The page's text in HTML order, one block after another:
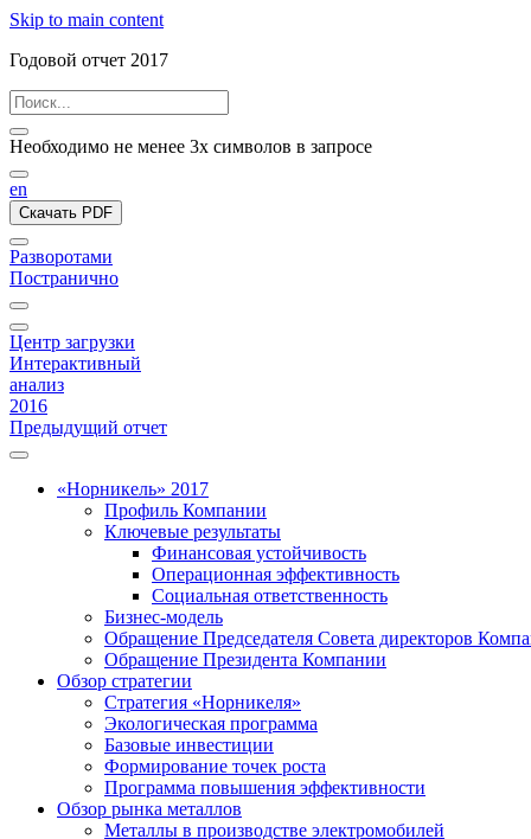
Skip to main content
Годовой отчет 2017
Необходимо не менее 3х символов в запросе
en
Скачать PDF
Разворотами
Постранично
Центр загрузки
Интерактивный
анализ
2016
Предыдущий отчет
«Норникель» 2017
Профиль Компании
Ключевые результаты
Финансовая устойчивость
Операционная эффективность
Социальная ответственность
Бизнес-модель
Обращение Председателя Совета директоров
Обращение Президента Компании
Обзор стратегии
Стратегия «Норникеля»
Экологическая программа
Базовые инвестиции
Формирование точек роста
Программа повышения эффективности
Обзор рынка металлов
Металлы в производстве электромобилей